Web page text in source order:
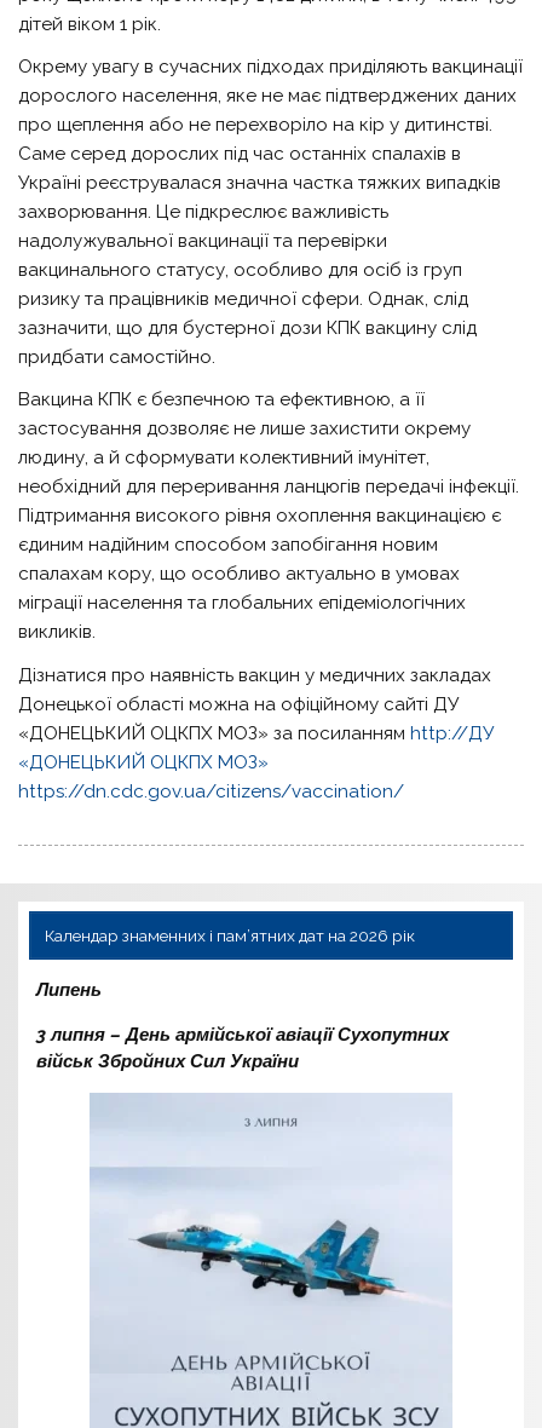
дітей віком 1 рік.
Окрему увагу в сучасних підходах приділяють вакцинації
дорослого населення, яке не має підтверджених даних
про щеплення або не перехворіло на кір у дитинстві.
Саме серед дорослих під час останніх спалахів в
Україні реєструвалася значна частка тяжких випадків
захворювання. Це підкреслює важливість
надолужувальної вакцинації та перевірки
вакцинального статусу, особливо для осіб із груп
ризику та працівників медичної сфери. Однак, слід
зазначити, що для бустерної дози КПК вакцину слід
придбати самостійно.
Вакцина КПК є безпечною та ефективною, а її
застосування дозволяє не лише захистити окрему
людину, а й сформувати колективний імунітет,
необхідний для переривання ланцюгів передачі інфекції.
Підтримання високого рівня охоплення вакцинацією є
єдиним надійним способом запобігання новим
спалахам кору, що особливо актуально в умовах
міграції населення та глобальних епідеміологічних
викликів.
Дізнатися про наявність вакцин у медичних закладах
Донецької області можна на офіційному сайті ДУ
«ДОНЕЦЬКИЙ ОЦКПХ МОЗ» за посиланнямhttp://ДУ
«ДОНЕЦЬКИЙ ОЦКПХ МОЗ»
https://dn.cdc.gov.ua/citizens/vaccination/
Календар знаменних і пам’ятних дат на 2026 рік
Липень
3 липня – День армійської авіації Сухопутних
військ Збройних Сил України